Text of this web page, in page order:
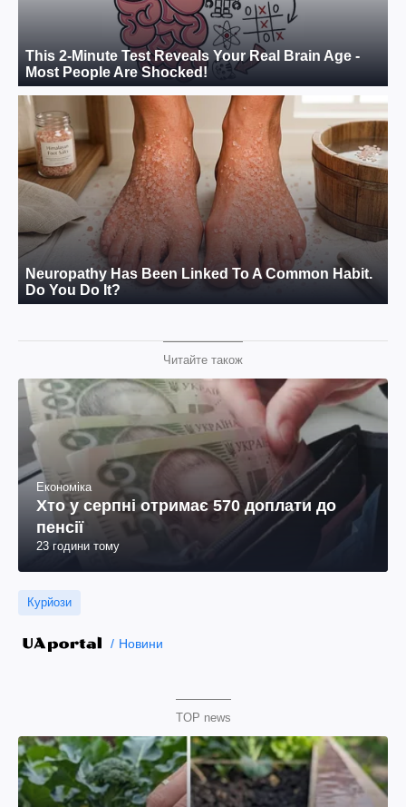
Читайте також
Економіка
Хто у серпні отримає 570 доплати до
пенсії
23 години тому
Курйози
Новини
TOP news